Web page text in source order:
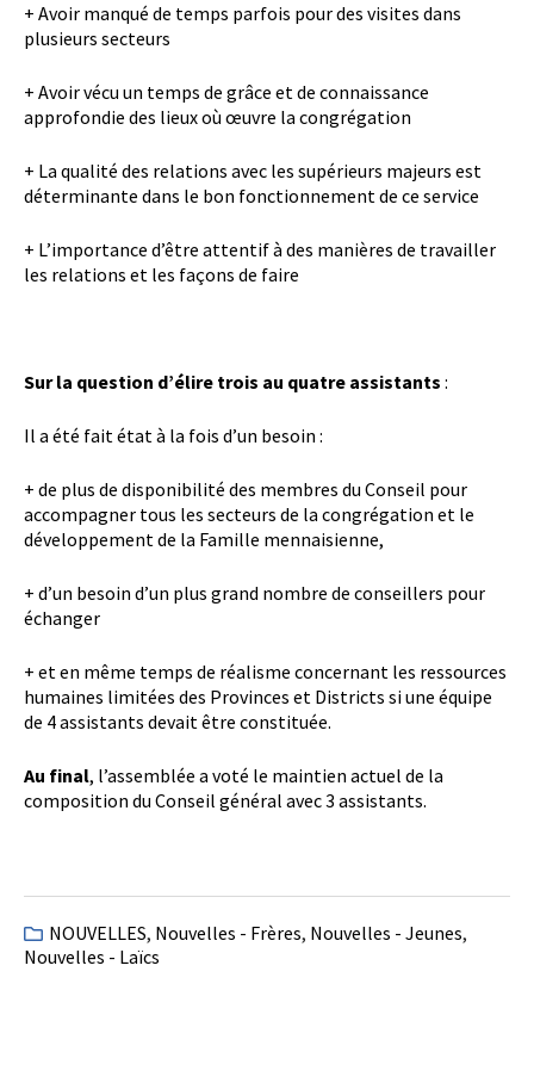
+ Avoir manqué de temps parfois pour des visites dans
plusieurs secteurs
+ Avoir vécu un temps de grâce et de connaissance
approfondie des lieux où œuvre la congrégation
+ La qualité des relations avec les supérieurs majeurs est
déterminante dans le bon fonctionnement de ce service
+ L’importance d’être attentif à des manières de travailler
les relations et les façons de faire
Sur la question d’élire trois au quatre assistants :
Il a été fait état à la fois d’un besoin :
+ de plus de disponibilité des membres du Conseil pour
accompagner tous les secteurs de la congrégation et le
développement de la Famille mennaisienne,
+ d’un besoin d’un plus grand nombre de conseillers pour
échanger
+ et en même temps de réalisme concernant les ressources
humaines limitées des Provinces et Districts si une équipe
de 4 assistants devait être constituée.
Au final, l’assemblée a voté le maintien actuel de la
composition du Conseil général avec 3 assistants.
NOUVELLES, Nouvelles - Frères, Nouvelles - Jeunes,
Nouvelles - Laïcs